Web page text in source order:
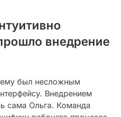
внедрение
был несложным
Внедрением
сама Ольга. Команда